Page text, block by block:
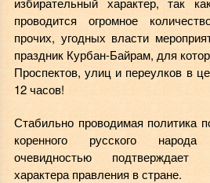
проводится огромное
прочих, угодных власти
праздник Курбан-Байрам, для
Проспектов, улиц и переулков в
12 часов!
Стабильно проводимая политика
коренного русского
очевидностью подтверждает
характера правления в стране.